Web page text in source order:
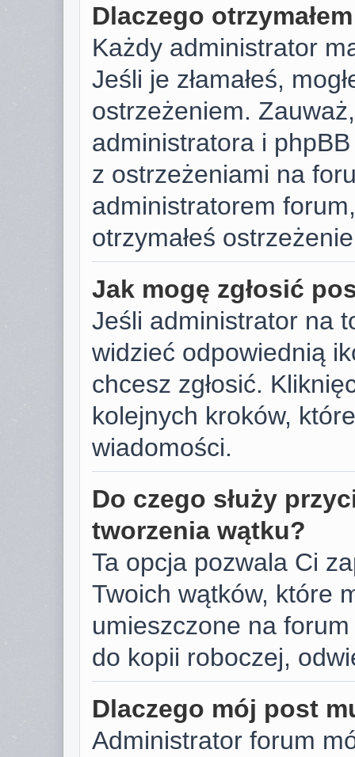
Dlaczego
Każdy administrator
Jeśli je złamałeś,
ostrzeżeniem.
administratora i
z ostrzeżeniami na
administratorem
otrzymałeś
Jak mogę zgłosić
Jeśli administrator na
widzieć odpowiednią
chcesz zgłosić.
kolejnych kroków,
wiadomości.
Do czego służy
tworzenia wątku?
Ta opcja pozwala Ci
Twoich wątków, które
umieszczone na
do kopii roboczej,
Dlaczego mój post
Administrator forum